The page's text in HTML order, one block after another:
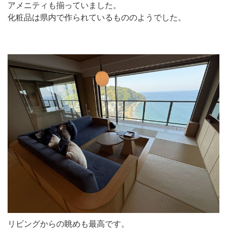
アメニティも揃っていました。
化粧品は県内で作られているもののようでした。
リビングからの眺めも最高です。